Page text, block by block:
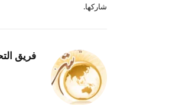
شاركها.
فريق